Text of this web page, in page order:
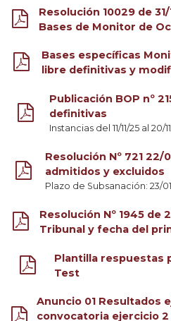
Resolución 10029 de
Bases de Monitor de
Bases específicas
libre definitivas y
Publicación BOP nº
definitivas
Instancias del 11/11/25 al 20/
Resolución Nº 721
admitidos y excluidos
Plazo de Subsanación: 23/
Resolución Nº 1945
Tribunal y fecha del
Plantilla respuestas
Test
Anuncio 01 Resultados
convocatoria ejercicio